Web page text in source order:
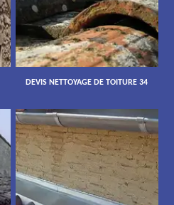
DEVIS NETTOYAGE DE TOITURE 34